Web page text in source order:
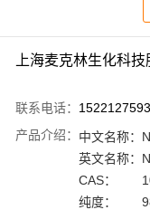
上海麦克林生化科
联系电话：
产品介绍： 中文名称：
英文名称：
CAS：
纯度：